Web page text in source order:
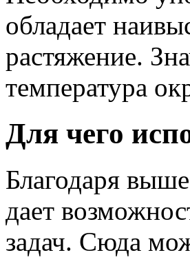
обладает
растяжение.
температура
Для чего
Благодаря
дает
задач. Сюда